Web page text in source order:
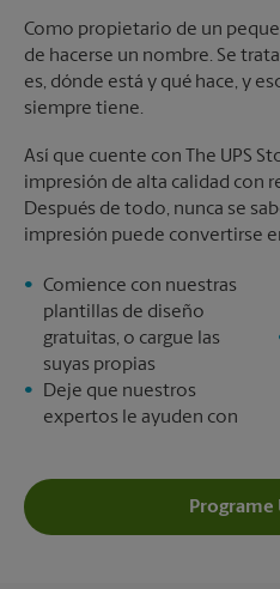
Como propietario de un
de hacerse un nombre. Se
es, dónde está y qué hace, y
siempre tiene.
Así que cuente con The UPS
impresión de alta calidad con
Después de todo, nunca se
impresión puede convertirse
Comience con nuestras
plantillas de diseño
gratuitas, o cargue las
suyas propias
Deje que nuestros
expertos le ayuden con
Programe